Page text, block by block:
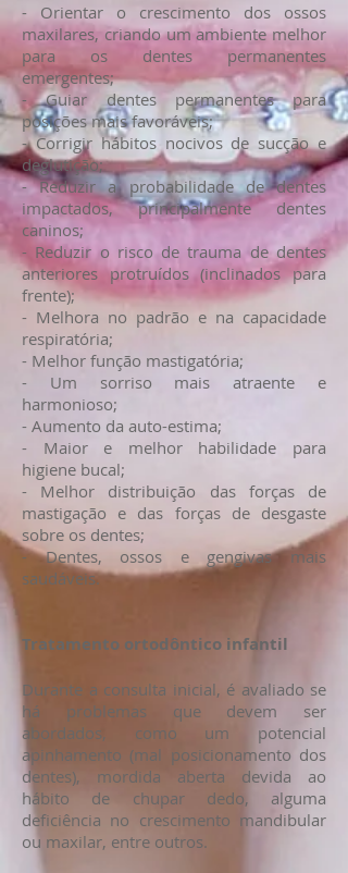
- Orientar o crescimento dos ossos
maxilares, criando um ambiente melhor
para os dentes permanentes
emergentes;
- Guiar dentes permanentes para
posições mais favoráveis;
- Corrigir hábitos nocivos de sucção e
deglutição;
- Reduzir a probabilidade de dentes
impactados, principalmente dentes
caninos;
- Reduzir o risco de trauma de dentes
anteriores protruídos (inclinados para
frente);
- Melhora no padrão e na capacidade
respiratória;
- Melhor função mastigatória;
- Um sorriso mais atraente e
harmonioso;
- Aumento da auto-estima;
- Maior e melhor habilidade para
higiene bucal;
- Melhor distribuição das forças de
mastigação e das forças de desgaste
sobre os dentes;
- Dentes, ossos e gengivas mais
saudáveis.
Tratamento ortodôntico infantil
Durante a consulta inicial, é avaliado se
há problemas que devem ser
abordados, como um potencial
apinhamento (mal posicionamento dos
dentes), mordida aberta devida ao
hábito de chupar dedo, alguma
deficiência no crescimento mandibular
ou maxilar, entre outros.